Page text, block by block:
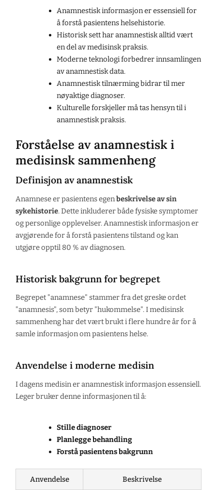
Anamnestisk informasjon er essensiell for
å forstå pasientens helsehistorie.
Historisk sett har anamnestisk alltid vært
en del av medisinsk praksis.
Moderne teknologi forbedrer innsamlingen
av anamnestisk data.
Anamnestisk tilnærming bidrar til mer
nøyaktige diagnoser.
Kulturelle forskjeller må tas hensyn til i
anamnestisk praksis.
Forståelse av anamnestisk i
medisinsk sammenheng
Definisjon av anamnestisk
Anamnese er pasientens egenbeskrivelse av sin
sykehistorie. Dette inkluderer både fysiske symptomer
og personlige opplevelser. Anamnestisk informasjon er
avgjørende for å forstå pasientens tilstand og kan
utgjøre opptil 80 % av diagnosen.
Historisk bakgrunn for begrepet
Begrepet "anamnese" stammer fra det greske ordet
"anamnesis", som betyr "hukommelse". I medisinsk
sammenheng har det vært brukt i flere hundre år for å
samle informasjon om pasientens helse.
Anvendelse i moderne medisin
I dagens medisin er anamnestisk informasjon essensiell.
Leger bruker denne informasjonen til å:
Stille diagnoser
Planlegge behandling
Forstå pasientens bakgrunn
Anvendelse Beskrivelse